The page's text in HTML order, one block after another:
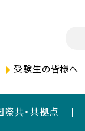
受験生の皆様へ
際共・共拠点